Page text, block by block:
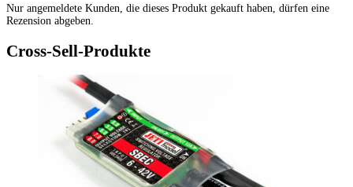
Nur angemeldete Kunden, die dieses Produkt gekauft haben, dürfen eine
Rezension abgeben.
Cross-Sell-Produkte